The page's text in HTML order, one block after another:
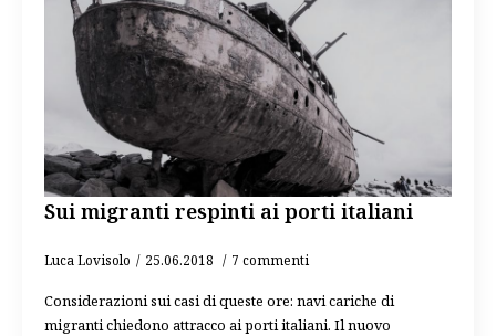
Sui migranti respinti ai porti italiani
Luca Lovisolo 25.06.2018 7 commenti
Considerazioni sui casi di queste ore: navi cariche di
migranti chiedono attracco ai porti italiani. Il nuovo